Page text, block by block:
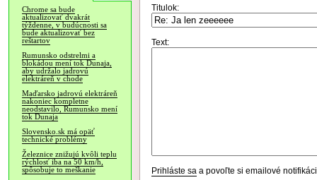
Chrome sa bude
aktualizovať dvakrát
týždenne, v budúcnosti sa
bude aktualizovať bez
reštartov
Rumunsko odstrelmi a
blokádou mení tok Dunaja,
aby udržalo jadrovú
elektráreň v chode
Maďarsko jadrovú elektráreň
nakoniec kompletne
neodstavilo, Rumunsko mení
tok Dunaja
Slovensko.sk má opäť
technické problémy
Železnice znižujú kvôli teplu
rýchlosť iba na 50 km/h,
spôsobuje to meškanie
Titulok:
Text:
Prihláste sa a povoľte si emailové